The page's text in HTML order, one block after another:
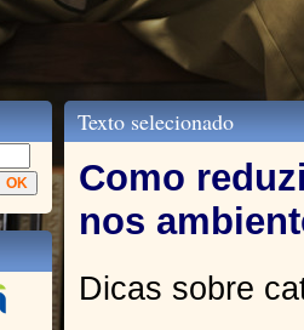
Texto selecionado
Como
nos
Dicas sobre